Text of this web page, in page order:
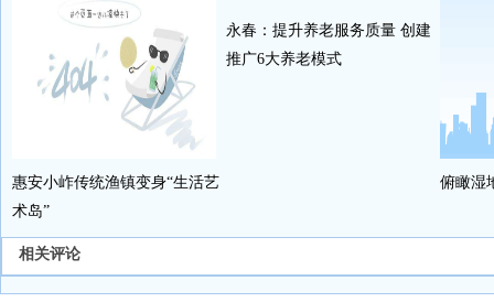
惠安小岞传统渔镇变身“生活艺
术岛”
永春：提升养老服务质量 创建
推广6大养老模式
俯瞰湿
相关评论